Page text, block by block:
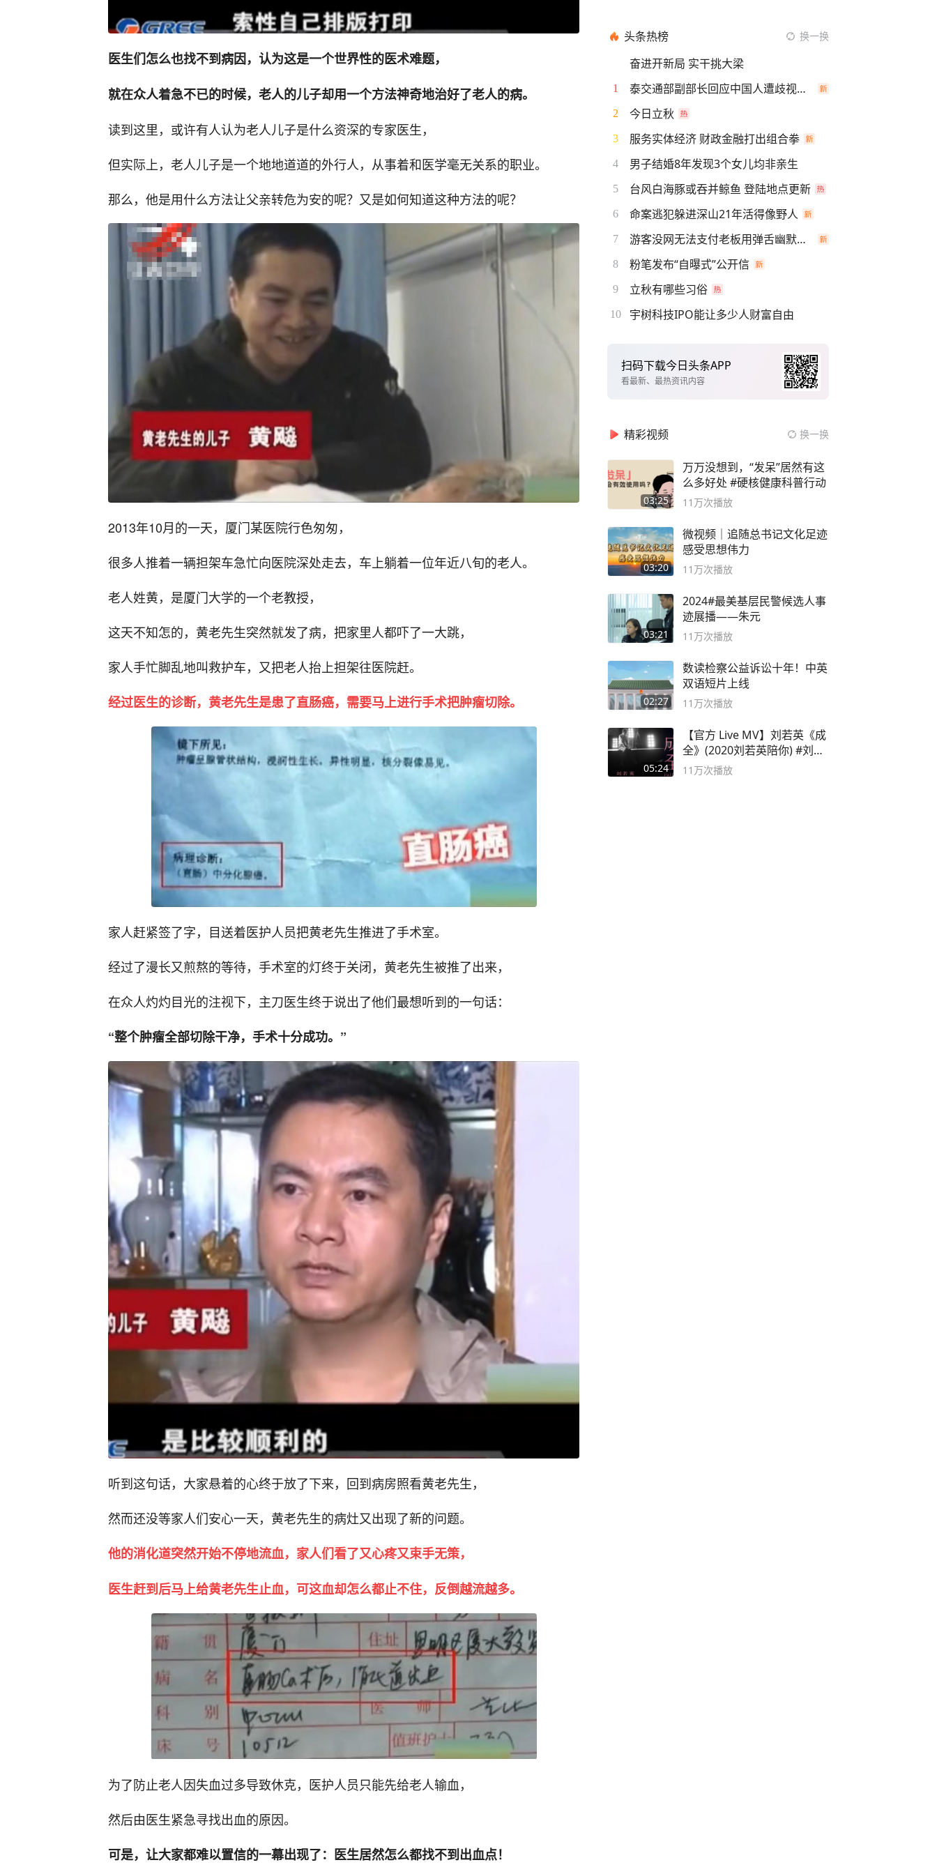
医生们怎么也找不到病因，认为这是一个世界性的医术难题，
就在众人着急不已的时候，老人的儿子却用一个方法神奇地治好了老人的病。
读到这里，或许有人认为老人儿子是什么资深的专家医生，
但实际上，老人儿子是一个地地道道的外行人，从事着和医学毫无关系的职业。
那么，他是用什么方法让父亲转危为安的呢？又是如何知道这种方法的呢？
2013年10月的一天，厦门某医院行色匆匆，
很多人推着一辆担架车急忙向医院深处走去，车上躺着一位年近八旬的老人。
老人姓黄，是厦门大学的一个老教授，
这天不知怎的，黄老先生突然就发了病，把家里人都吓了一大跳，
家人手忙脚乱地叫救护车，又把老人抬上担架往医院赶。
经过医生的诊断，黄老先生是患了直肠癌，需要马上进行手术把肿瘤切除。
家人赶紧签了字，目送着医护人员把黄老先生推进了手术室。
经过了漫长又煎熬的等待，手术室的灯终于关闭，黄老先生被推了出来，
在众人灼灼目光的注视下，主刀医生终于说出了他们最想听到的一句话：
“整个肿瘤全部切除干净，手术十分成功。”
听到这句话，大家悬着的心终于放了下来，回到病房照看黄老先生，
然而还没等家人们安心一天，黄老先生的病灶又出现了新的问题。
他的消化道突然开始不停地流血，家人们看了又心疼又束手无策，
医生赶到后马上给黄老先生止血，可这血却怎么都止不住，反倒越流越多。
为了防止老人因失血过多导致休克，医护人员只能先给老人输血，
然后由医生紧急寻找出血的原因。
可是，让大家都难以置信的一幕出现了：医生居然怎么都找不到出血点！
头条热榜 换一换
奋进开新局 实干挑大梁
1 泰交通部副部长回应中国人遭歧视手势
2 今日立秋
3 服务实体经济 财政金融打出组合拳
4 男子结婚8年发现3个女儿均非亲生
5 台风白海豚或吞并鲸鱼 登陆地点更新
6 命案逃犯躲进深山21年活得像野人
7 游客没网无法支付老板用弹舌幽默化解
8 粉笔发布“自曝式”公开信
9 立秋有哪些习俗
10 宇树科技IPO能让多少人财富自由
扫码下载今日头条APP
看最新、最热资讯内容
精彩视频 换一换
03:25
万万没想到，“发呆”居然有这
么多好处 #硬核健康科普行动
11万次播放
03:20
微视频｜追随总书记文化足迹
感受思想伟力
11万次播放
03:21
2024#最美基层民警候选人事
迹展播——朱元
11万次播放
02:27
数读检察公益诉讼十年！中英
双语短片上线
11万次播放
05:24
【官方 Live MV】刘若英《成
全》(2020刘若英陪你) #刘若
英 #成全
11万次播放